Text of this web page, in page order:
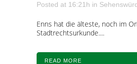
Posted at 16:21h in
Enns hat die älteste, noch im
Stadtrechtsurkunde....
READ MORE